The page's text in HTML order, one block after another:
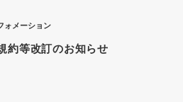
ォメーション
約等改訂のお知らせ